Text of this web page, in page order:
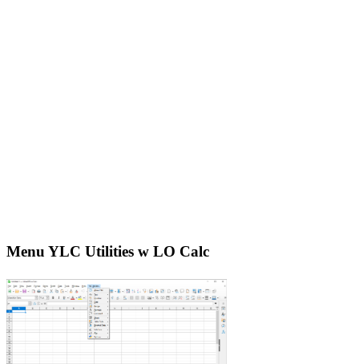
Menu YLC Utilities w LO Calc